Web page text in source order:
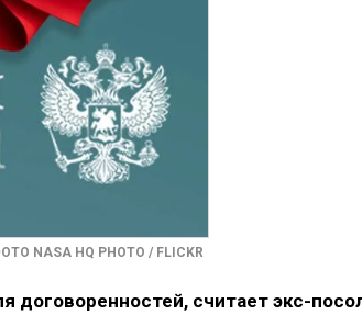
NASA HQ PHOTO / FLICKR
считает экс-